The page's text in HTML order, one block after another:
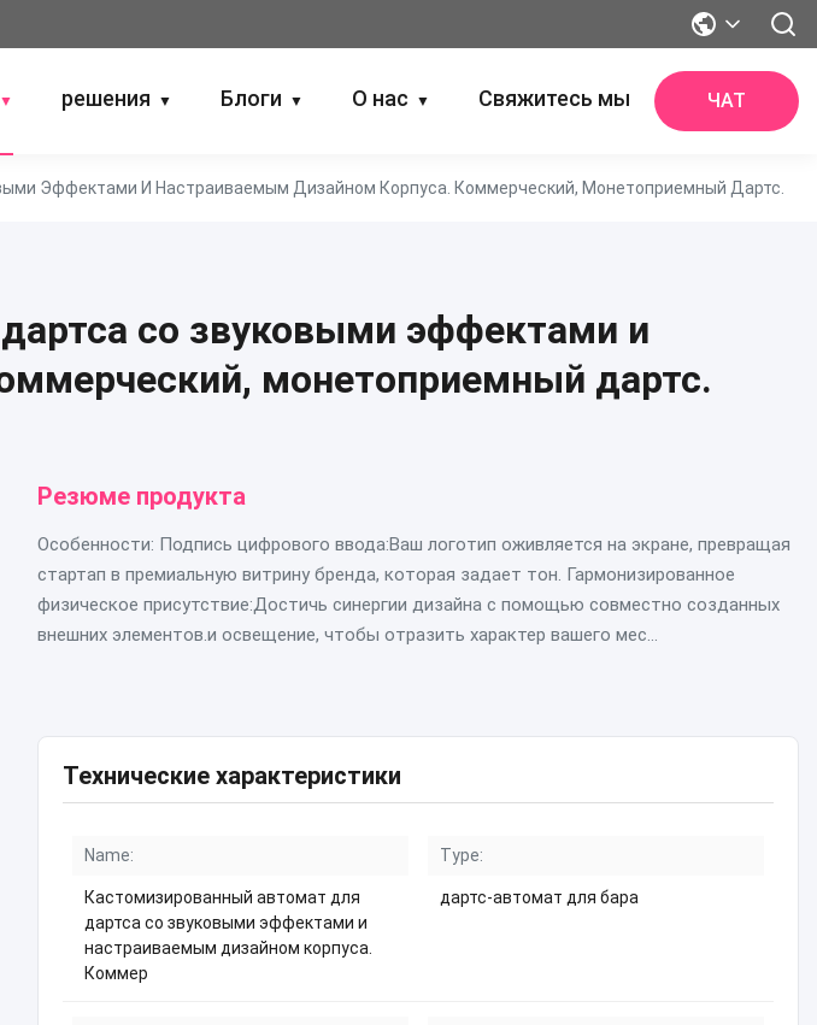
▼ решения ▼ Блоги ▼ О нас ▼ Свяжитесь мы ЧАТ
Эффектами И Настраиваемым Дизайном Корпуса. Коммерческий, Монетоприемный Дартс.
со звуковыми эффектами и
монетоприемный дартс.
Резюме продукта
Особенности: Подпись цифрового ввода:Ваш логотип оживляется на экране, превращая
стартап в премиальную витрину бренда, которая задает тон. Гармонизированное
физическое присутствие:Достичь синергии дизайна с помощью совместно созданных
внешних элементов.и освещение, чтобы отразить характер вашего мес...
Технические характеристики
Name:
Кастомизированный автомат для
дартса со звуковыми эффектами и
настраиваемым дизайном корпуса.
Коммер
Type:
дартс-автомат для бара